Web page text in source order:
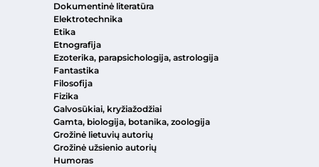
Dokumentinė literatūra
Elektrotechnika
Etika
Etnografija
Ezoterika, parapsichologija, astrologija
Fantastika
Filosofija
Fizika
Galvosūkiai, kryžiažodžiai
Gamta, biologija, botanika, zoologija
Grožinė lietuvių autorių
Grožinė užsienio autorių
Humoras